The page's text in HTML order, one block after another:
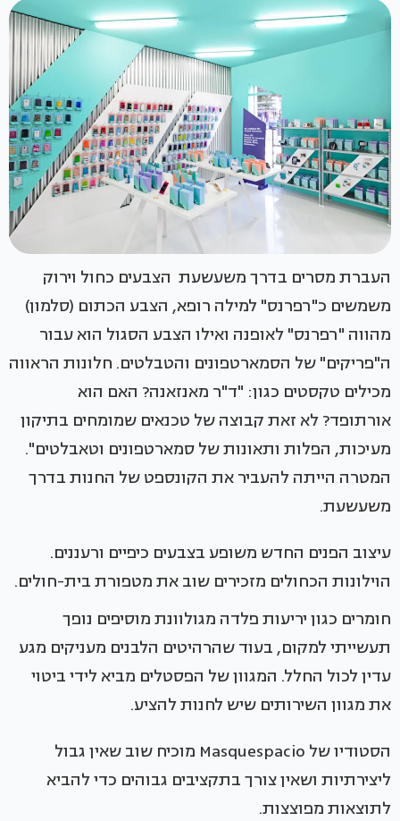
העברת מסרים בדרך משעשעת הצבעים כחול וירוק
משמשים כ"רפרנס" למילה רופא, הצבע הכתום (סלמון)
מהווה "רפרנס" לאופנה ואילו הצבע הסגול הוא עבור
ה"פריקים" של הסמארטפונים והטבלטים. חלונות הראווה
מכילים טקסטים כגון: "ד"ר מאנזאנה? האם הוא
אורתופד? לא זאת קבוצה של טכנאים שמומחים בתיקון
מעיכות, הפלות ותאונות של סמארטפונים וטאבלטים".
המטרה הייתה להעביר את הקונספט של החנות בדרך
משעשעת.
עיצוב הפנים החדש משופע בצבעים כיפיים ורעננים.
הוילונות הכחולים מזכירים שוב את מטפורת בית-חולים.
חומרים כגון יריעות פלדה מגולוונת מוסיפים נופך
תעשייתי למקום, בעוד שהרהיטים הלבנים מעניקים מגע
עדין לכול החלל. המגוון של הפסטלים מביא לידי ביטוי
את מגוון השירותים שיש לחנות להציע.
הסטודיו של Masquespacio מוכיח שוב שאין גבול
ליצירתיות ושאין צורך בתקציבים גבוהים כדי להביא
לתוצאות מפוצצות.